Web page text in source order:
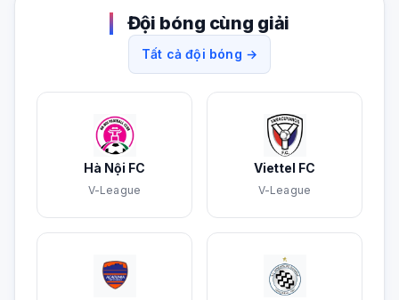
Đội bóng cùng giải
Tất cả đội bóng →
Hà Nội FC
V-League
Viettel FC
V-League